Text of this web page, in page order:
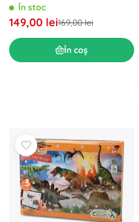
În stoc
149,00 lei169,00 lei
În coș